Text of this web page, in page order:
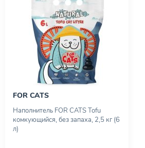
FOR CATS
Наполнитель FOR CATS Tofu
комкующийся, без запаха, 2,5 кг (6
л)